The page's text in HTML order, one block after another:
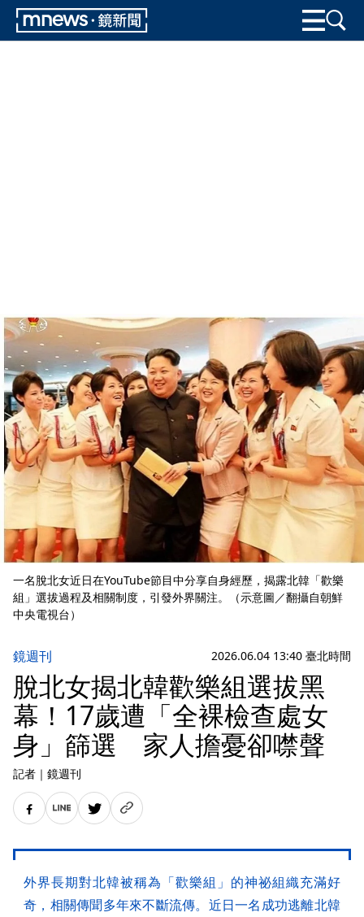
一名脫北女近日在YouTube節目中分享自身經歷，揭露北韓「歡樂
組」選拔過程及相關制度，引發外界關注。（示意圖／翻攝自朝鮮
中央電視台）
鏡週刊 2026.06.04 13:40 臺北時間
脫北女揭北韓歡樂組選拔黑
幕！17歲遭「全裸檢查處女
身」篩選 家人擔憂卻噤聲
記者 ｜ 鏡週刊
外界長期對北韓被稱為「歡樂組」的神祕組織充滿好
奇，相關傳聞多年來不斷流傳。近日一名成功逃離北韓